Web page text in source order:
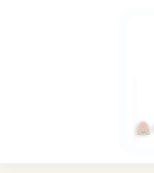
Aller au